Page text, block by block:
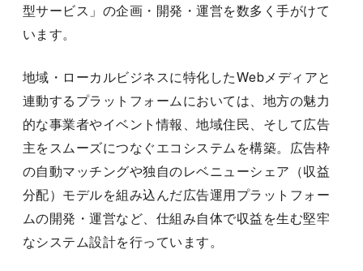
型サービス」の企画・開発・運営を数多く手がけて
います。
地域・ローカルビジネスに特化したWebメディアと
連動するプラットフォームにおいては、地方の魅力
的な事業者やイベント情報、地域住民、そして広告
主をスムーズにつなぐエコシステムを構築。広告枠
の自動マッチングや独自のレベニューシェア（収益
分配）モデルを組み込んだ広告運用プラットフォー
ムの開発・運営など、仕組み自体で収益を生む堅牢
なシステム設計を行っています。